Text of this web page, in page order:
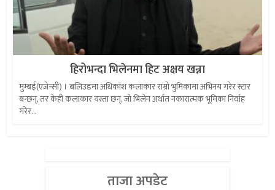
हिरोभन्दा भिलेनमा हिट अक्षय खन्ना
मुम्बई(एजेन्सी) । बलिउडमा अधिकांश कलाकार राम्रो भुमिकामा अभिनय गरेर स्टार
बन्छन्, तर केही कलाकार यस्ता छन्, जो भिलेन अर्थात नकारात्मक भूमिका निर्वाह
गरेर...
ताजा अपडेट